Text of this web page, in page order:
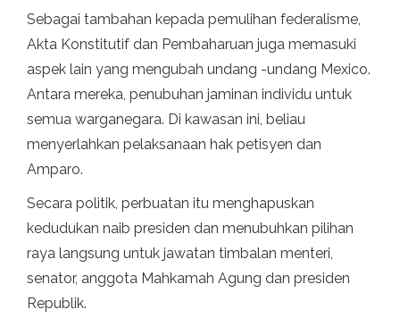
Sebagai tambahan kepada pemulihan federalisme,
Akta Konstitutif dan Pembaharuan juga memasuki
aspek lain yang mengubah undang -undang Mexico.
Antara mereka, penubuhan jaminan individu untuk
semua warganegara. Di kawasan ini, beliau
menyerlahkan pelaksanaan hak petisyen dan
Amparo.
Secara politik, perbuatan itu menghapuskan
kedudukan naib presiden dan menubuhkan pilihan
raya langsung untuk jawatan timbalan menteri,
senator, anggota Mahkamah Agung dan presiden
Republik.